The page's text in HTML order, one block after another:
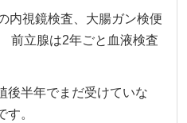
内視鏡検査、大腸ガン検便
前立腺は2年ごと血液検査
後半年でまだ受けていな
。